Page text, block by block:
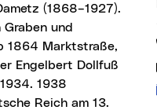
(1868–1927).
und
1864 Marktstraße,
Engelbert Dollfuß
1938
Reich am 13.